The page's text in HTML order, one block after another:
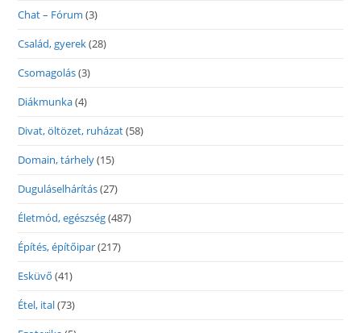
Chat – Fórum (3)
Család, gyerek(28)
Csomagolás(3)
Diákmunka(4)
Divat, öltözet, ruházat(58)
Domain, tárhely(15)
Duguláselhárítás(27)
Életmód, egészség(487)
Építés, építőipar(217)
Esküvő (41)
Étel, ital(73)